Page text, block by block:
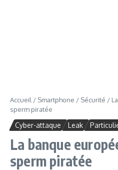
Accueil / Smartphone / Sécurité /
sperm piratée
Cyber-attaque Leak
La banque
sperm piratée